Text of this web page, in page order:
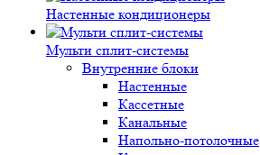
Настенные кондиционеры
Мульти сплит-системы
Внутренние блоки
Настенные
Кассетные
Канальные
Напольно-потолочные